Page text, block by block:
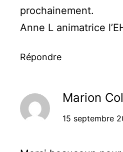
prochainement.
Anne L animatrice
Répondre
Marion
15 septembre